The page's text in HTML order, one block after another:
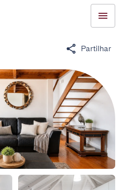
Partilhar